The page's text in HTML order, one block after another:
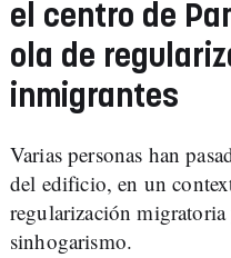
el centro de
ola de
inmigrantes
Varias personas han
del edificio, en un
regularización
sinhogarismo.